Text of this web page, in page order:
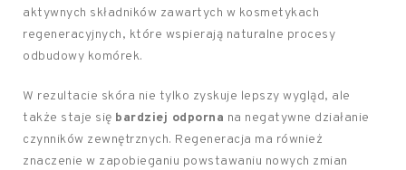
aktywnych składników zawartych w kosmetykach
regeneracyjnych, które wspierają naturalne procesy
odbudowy komórek.
W rezultacie skóra nie tylko zyskuje lepszy wygląd, ale
także staje się bardziej odporna na negatywne działanie
czynników zewnętrznych. Regeneracja ma również
znaczenie w zapobieganiu powstawaniu nowych zmian